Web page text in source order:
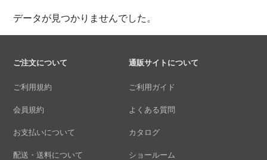
データが見つかりませんでした。
ご注文について
ご利用規約
会員規約
お支払いについて
配送・送料について
通販サイトについて
ご利用ガイド
よくある質問
カタログ
ショールーム